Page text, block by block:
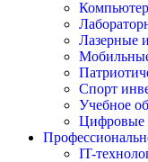
Лазерные
Спорт
Учебное
Цифровые
IT-